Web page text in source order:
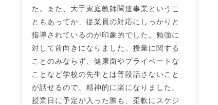
た。また、大手家庭教師関連事業というこ
ともあってか、従業員の対応にしっかりと
指導されているのが印象的でした。勉強に
対して前向きになりました。授業に関する
ことのみならず、健康面やプライベートな
ことなど学校の先生とは普段話さないこと
が話せるので、精神的に楽になりました。
授業日に予定が入った際も、柔軟にスケジ